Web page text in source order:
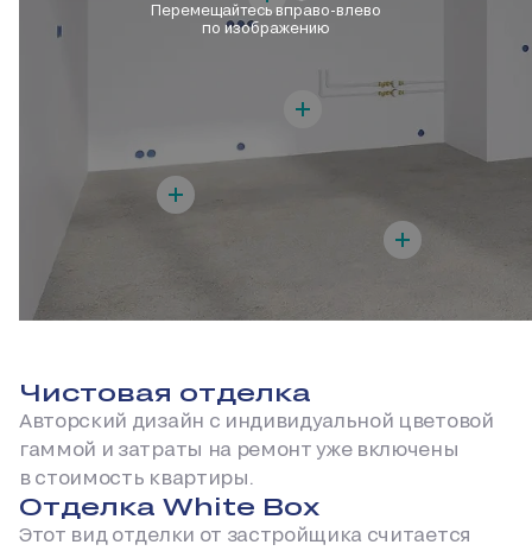
Перемещайтесь вправо-влево
по изображению
Чистовая отделка
Авторский дизайн с индивидуальной цветовой
гаммой и затраты на ремонт уже включены
в стоимость квартиры.
Отделка White Box
Этот вид отделки от застройщика считается